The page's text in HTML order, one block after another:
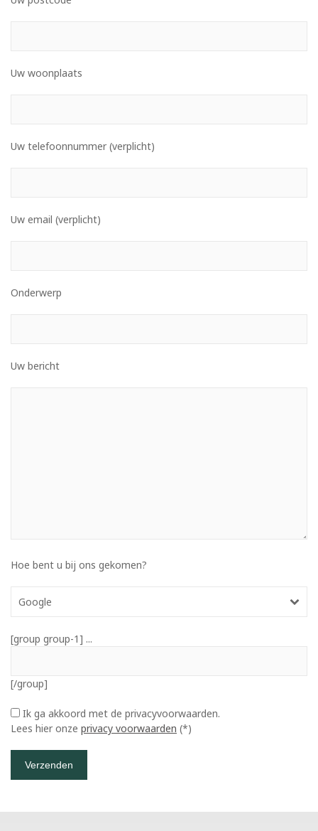
Uw woonplaats
Uw telefoonnummer (verplicht)
Uw email (verplicht)
Onderwerp
Uw bericht
Hoe bent u bij ons gekomen?
Google
[group group-1] ...
[/group]
Ik ga akkoord met de privacyvoorwaarden.
Lees hier onze privacy voorwaarden (*)